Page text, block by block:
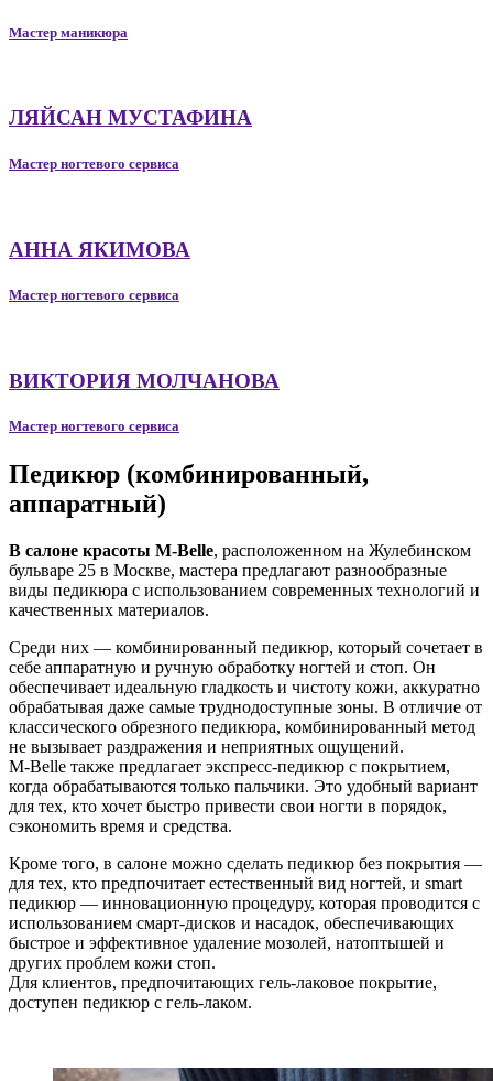
Мастер маникюра
ЛЯЙСАН МУСТАФИНА
Мастер ногтевого сервиса
АННА ЯКИМОВА
Мастер ногтевого сервиса
ВИКТОРИЯ МОЛЧАНОВА
Мастер ногтевого сервиса
Педикюр (комбинированный,
аппаратный)
В салоне красоты M-Belle, расположенном на Жулебинском
бульваре 25 в Москве, мастера предлагают разнообразные
виды педикюра с использованием современных технологий и
качественных материалов.
Среди них — комбинированный педикюр, который сочетает в
себе аппаратную и ручную обработку ногтей и стоп. Он
обеспечивает идеальную гладкость и чистоту кожи, аккуратно
обрабатывая даже самые труднодоступные зоны. В отличие от
классического обрезного педикюра, комбинированный метод
не вызывает раздражения и неприятных ощущений.
M-Belle также предлагает экспресс-педикюр с покрытием,
когда обрабатываются только пальчики. Это удобный вариант
для тех, кто хочет быстро привести свои ногти в порядок,
сэкономить время и средства.
Кроме того, в салоне можно сделать педикюр без покрытия —
для тех, кто предпочитает естественный вид ногтей, и smart
педикюр — инновационную процедуру, которая проводится с
использованием смарт-дисков и насадок, обеспечивающих
быстрое и эффективное удаление мозолей, натоптышей и
других проблем кожи стоп.
Для клиентов, предпочитающих гель-лаковое покрытие,
доступен педикюр с гель-лаком.